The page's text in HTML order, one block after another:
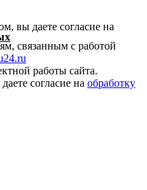
вы даете согласие на
связанным с работой
работы сайта.
согласие на обработку